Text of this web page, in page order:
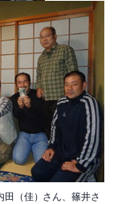
（佳）さん、篠井さ